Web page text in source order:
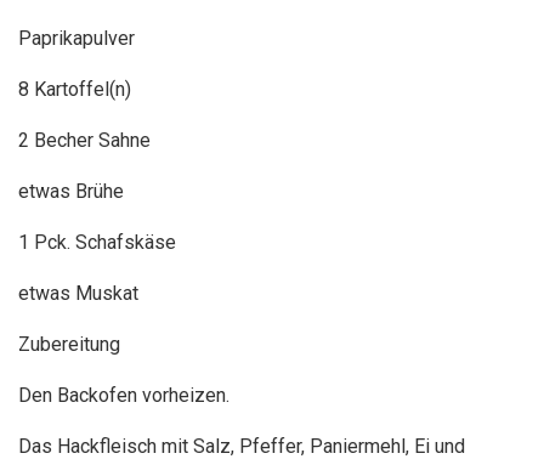
Paprikapulver
8 Kartoffel(n)
2 Becher Sahne
etwas Brühe
1 Pck. Schafskäse
etwas Muskat
Zubereitung
Den Backofen vorheizen.
Das Hackfleisch mit Salz, Pfeffer, Paniermehl, Ei und